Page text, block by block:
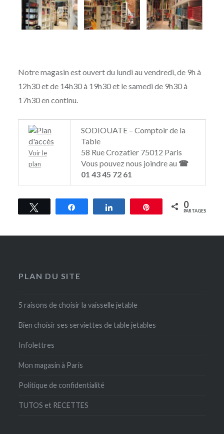
Notre magasin est ouvert du lundi au vendredi, de 9h à
12h30 et de 14h30 à 19h30 et le samedi de 9h30 à
17h30 en continu.
Voir le
plan
SODIOUATE – Comptoir de la
Table
58 Rue Crozatier 75012 Paris
Vous pouvez nous joindre au ☎
01 43 45 72 61
Tweetez Partagez Partagez Épingle 0
PARTAGES
PLAN DU SITE
5 raisons de choisir la vaisselle jetable
Bien choisir ses serviettes de table jetables
Infolettres
Mon magasin à Paris
Politique de confidentialité
TUTOS et RECETTES